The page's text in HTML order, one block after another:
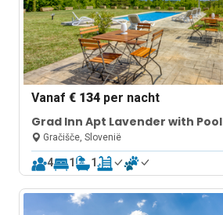
Vanaf€ 134 per nacht
Grad Inn Apt Lavender with Pool
Gračišče, Slovenië
4 1 1